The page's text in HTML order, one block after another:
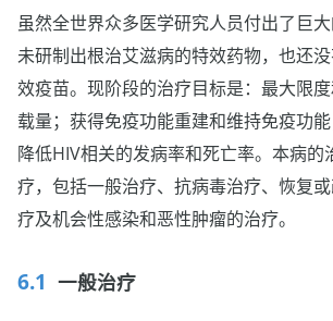
虽然全世界众多医学研究人员付出了巨
未研制出根治艾滋病的特效药物，也还
效疫苗。现阶段的治疗目标是：最大限
载量；获得免疫功能重建和维持免疫功能
降低HIV相关的发病率和死亡率。本病的
疗，包括一般治疗、抗病毒治疗、恢复
疗及机会性感染和恶性肿瘤的治疗。
一般治疗